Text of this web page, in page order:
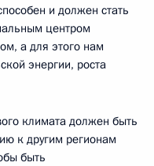
и должен стать
центром
а для этого нам
энергии, роста
климата должен быть
к другим регионам
быть